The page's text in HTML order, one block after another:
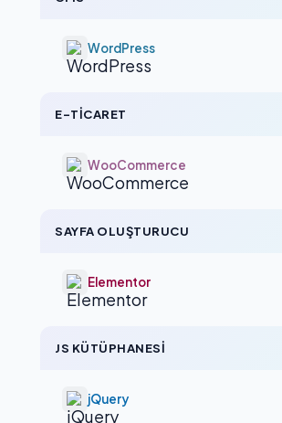
# ... (14 adet Disallow
önizlemede gizlendi.
WordPress
E-TICARET
WooCommerce
SAYFA OLUŞTURUCU
Elementor
JS KÜTÜPHANESI
jQuery